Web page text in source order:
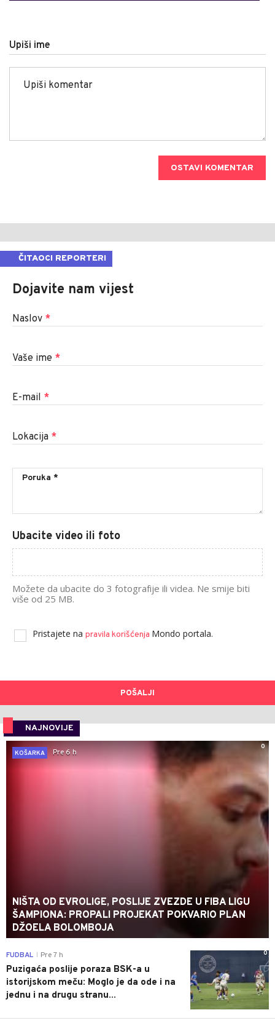
Upiši ime
OSTAVI KOMENTAR
ČITAOCI REPORTERI
Dojavite nam vijest
Naslov *
Vaše ime *
E-mail *
Lokacija *
Ubacite video ili foto
Možete da ubacite do 3 fotografije ili videa. Ne smije biti
više od 25 MB.
Pristajete na pravila korišćenja Mondo portala.
POŠALJI
NAJNOVIJE
0
KOŠARKA
Pre 6 h
NIŠTA OD EVROLIGE, POSLIJE ZVEZDE U FIBA LIGU
ŠAMPIONA: PROPALI PROJEKAT POKVARIO PLAN
DŽOELA BOLOMBOJA
0
FUDBAL Pre 7 h
Puzigaća poslije poraza BSK-a u
istorijskom meču: Moglo je da ode i na
jednu i na drugu stranu...